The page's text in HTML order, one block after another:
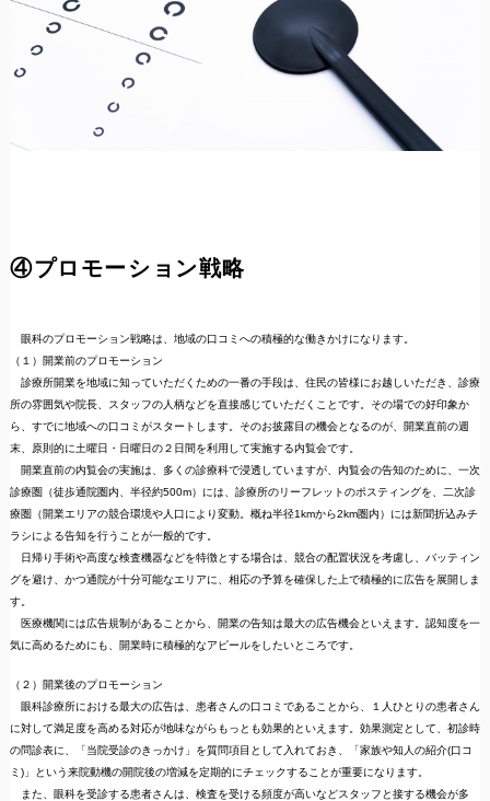
④プロモーション戦略
眼科のプロモーション戦略は、地域の口コミへの積極的な働きかけになります。
（１）開業前のプロモーション
診療所開業を地域に知っていただくための一番の手段は、住民の皆様にお越しいただき、診療
所の雰囲気や院長、スタッフの人柄などを直接感じていただくことです。その場での好印象か
ら、すでに地域への口コミがスタートします。そのお披露目の機会となるのが、開業直前の週
末、原則的に土曜日・日曜日の２日間を利用して実施する内覧会です。
開業直前の内覧会の実施は、多くの診療科で浸透していますが、内覧会の告知のために、一次
診療圏（徒歩通院圏内、半径約500m）には、診療所のリーフレットのポスティングを、二次診
療圏（開業エリアの競合環境や人口により変動。概ね半径1kmから2km圏内）には新聞折込みチ
ラシによる告知を行うことが一般的です。
日帰り手術や高度な検査機器などを特徴とする場合は、競合の配置状況を考慮し、バッティン
グを避け、かつ通院が十分可能なエリアに、相応の予算を確保した上で積極的に広告を展開しま
す。
医療機関には広告規制があることから、開業の告知は最大の広告機会といえます。認知度を一
気に高めるためにも、開業時に積極的なアピールをしたいところです。
（２）開業後のプロモーション
眼科診療所における最大の広告は、患者さんの口コミであることから、１人ひとりの患者さん
に対して満足度を高める対応が地味ながらもっとも効果的といえます。効果測定として、初診時
の問診表に、「当院受診のきっかけ」を質問項目として入れておき、「家族や知人の紹介(口コ
ミ)」という来院動機の開院後の増減を定期的にチェックすることが重要になります。
また、眼科を受診する患者さんは、検査を受ける頻度が高いなどスタッフと接する機会が多